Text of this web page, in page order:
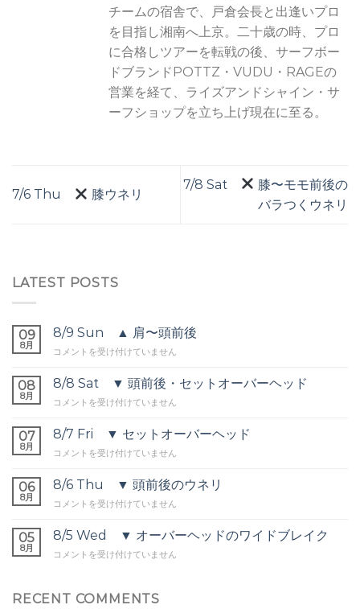
チームの宿舎で、戸倉会長と出逢いプロ
を目指し湘南へ上京。二十歳の時、プロ
に合格しツアーを転戦の後、サーフボー
ドブランドPOTTZ・VUDU・RAGEの
営業を経て、ライズアンドシャイン・サ
ーフショップを立ち上げ現在に至る。
7/6 Thu 膝ウネリ
7/8 Sat
膝〜モモ前後の
バラつくウネリ
LATEST POSTS
09
8月
8/9 Sun ▲ 肩〜頭前後
8/9
▲
肩〜
頭
後
コメントを受け付けていません
08
8月
8/8 Sat ▼ 頭前後・セットオーバーヘッド
8/8
▼
頭
前
セ
ト
ー
バ
ッ
ド
コメントを受け付けていません
07
8月
8/7 Fri ▼ セットオーバーヘッド
8/7
▼
セ
ッ
オ
バ
ッ
コメントを受け付けていません
06
8月
8/6 Thu ▼ 頭前後のウネリ
8/6
▼
頭
前
ウ
コメントを受け付けていません
05
8月
8/5 Wed ▼ オーバーヘッドのワイドブレイク
8/5
オ
コメントを受け付けていません
RECENT COMMENTS